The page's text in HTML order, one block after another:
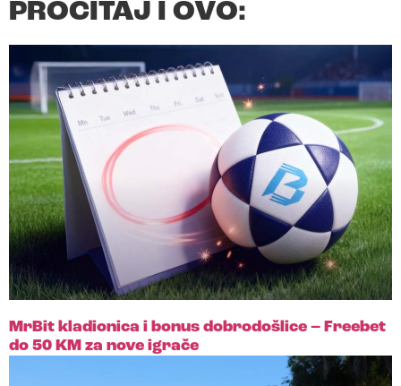
PROČITAJ I OVO:
MrBit kladionica i bonus dobrodošlice – Freebet
do 50 KM za nove igrače